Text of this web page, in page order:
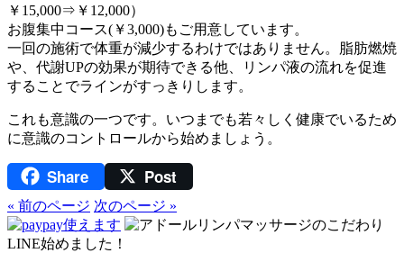
￥15,000⇒￥12,000）
お腹集中コース(￥3,000)もご用意しています。
一回の施術で体重が減少するわけではありません。脂肪燃焼
や、代謝UPの効果が期待できる他、リンパ液の流れを促進
することでラインがすっきりします。
これも意識の一つです。いつまでも若々しく健康でいるため
に意識のコントロールから始めましょう。
Share Post
« 前のページ 次のページ »
LINE始めました！